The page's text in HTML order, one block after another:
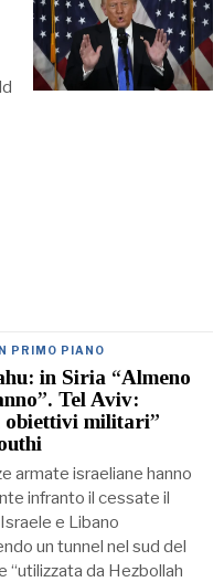
PRIMO PIANO
in Siria “Almeno
Tel Aviv:
obiettivi militari”
armate israeliane hanno
infranto il cessate il
e Libano
un tunnel nel sud del
“utilizzata da Hezbollah